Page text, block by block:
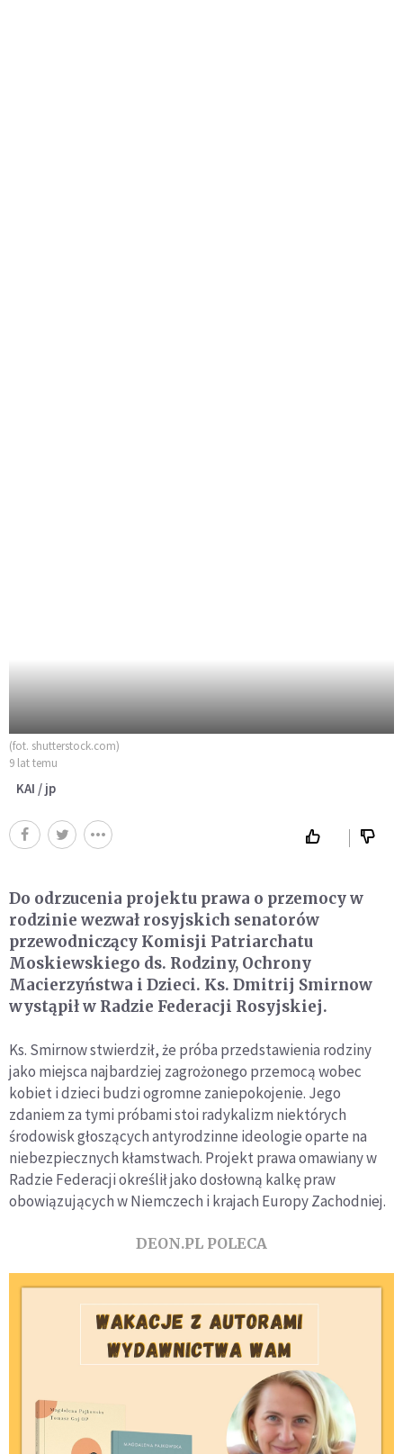
(fot. shutterstock.com)
9 lat temu
KAI / jp
Do odrzucenia projektu prawa o przemocy w
rodzinie wezwał rosyjskich senatorów
przewodniczący Komisji Patriarchatu
Moskiewskiego ds. Rodziny, Ochrony
Macierzyństwa i Dzieci. Ks. Dmitrij Smirnow
wystąpił w Radzie Federacji Rosyjskiej.
Ks. Smirnow stwierdził, że próba przedstawienia rodziny
jako miejsca najbardziej zagrożonego przemocą wobec
kobiet i dzieci budzi ogromne zaniepokojenie. Jego
zdaniem za tymi próbami stoi radykalizm niektórych
środowisk głoszących antyrodzinne ideologie oparte na
niebezpiecznych kłamstwach. Projekt prawa omawiany w
Radzie Federacji określił jako dosłowną kalkę praw
obowiązujących w Niemczech i krajach Europy Zachodniej.
DEON.PL POLECA